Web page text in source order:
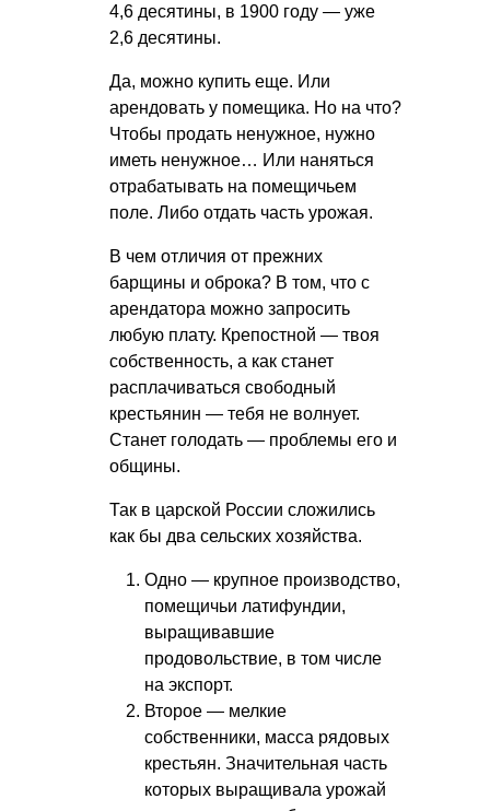
4,6 десятины, в 1900 году — уже
2,6 десятины.
Да, можно купить еще. Или
арендовать у помещика. Но на что?
Чтобы продать ненужное, нужно
иметь ненужное… Или наняться
отрабатывать на помещичьем
поле. Либо отдать часть урожая.
В чем отличия от прежних
барщины и оброка? В том, что с
арендатора можно запросить
любую плату. Крепостной — твоя
собственность, а как станет
расплачиваться свободный
крестьянин — тебя не волнует.
Станет голодать — проблемы его и
общины.
Так в царской России сложились
как бы два сельских хозяйства.
Одно — крупное производство,
помещичьи латифундии,
выращивавшие
продовольствие, в том числе
на экспорт.
Второе — мелкие
собственники, масса рядовых
крестьян. Значительная часть
которых выращивала урожай